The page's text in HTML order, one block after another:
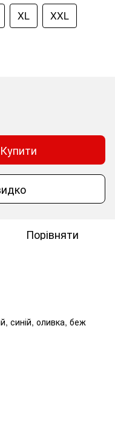
XL XXL
Купити
Порівняти
синій, оливка, беж